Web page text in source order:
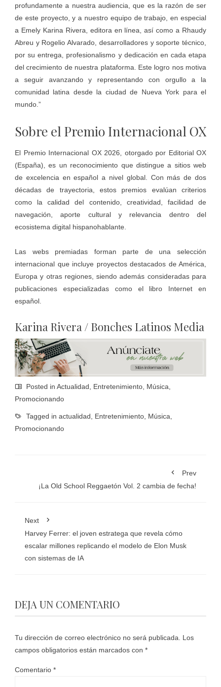
profundamente a nuestra audiencia, que es la razón de ser
de este proyecto, y a nuestro equipo de trabajo, en especial
a Emely Karina Rivera, editora en línea, así como a Rhaudy
Abreu y Rogelio Alvarado, desarrolladores y soporte técnico,
por su entrega, profesionalismo y dedicación en cada etapa
del crecimiento de nuestra plataforma. Este logro nos motiva
a seguir avanzando y representando con orgullo a la
comunidad latina desde la ciudad de Nueva York para el
mundo.”
Sobre el Premio Internacional OX
El Premio Internacional OX 2026, otorgado por Editorial OX
(España), es un reconocimiento que distingue a sitios web
de excelencia en español a nivel global. Con más de dos
décadas de trayectoria, estos premios evalúan criterios
como la calidad del contenido, creatividad, facilidad de
navegación, aporte cultural y relevancia dentro del
ecosistema digital hispanohablante.
Las webs premiadas forman parte de una selección
internacional que incluye proyectos destacados de América,
Europa y otras regiones, siendo además consideradas para
publicaciones especializadas como el libro Internet en
español.
Karina Rivera / Bonches Latinos Media
Posted in Actualidad, Entretenimiento, Música,
Promocionando
Tagged in actualidad, Entretenimiento, Música,
Promocionando
Prev
¡La Old School Reggaetón Vol. 2 cambia de fecha!
Next
Harvey Ferrer: el joven estratega que revela cómo
escalar millones replicando el modelo de Elon Musk
con sistemas de IA
DEJA UN COMENTARIO
Tu dirección de correo electrónico no será publicada. Los
campos obligatorios están marcados con *
Comentario *